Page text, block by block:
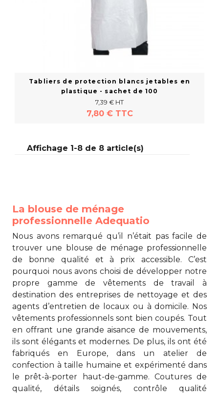
Tabliers de protection blancs jetables en
plastique - sachet de 100
7,39 € HT
7,80 € TTC
Affichage 1-8 de 8 article(s)
La blouse de ménage
professionnelle Adequatio
Nous avons remarqué qu’il n’était pas facile de
trouver une blouse de ménage professionnelle
de bonne qualité et à prix accessible. C’est
pourquoi nous avons choisi de développer notre
propre gamme de vêtements de travail à
destination des entreprises de nettoyage et des
agents d’entretien de locaux ou à domicile. Nos
vêtements professionnels sont bien coupés. Tout
en offrant une grande aisance de mouvements,
ils sont élégants et modernes. De plus, ils ont été
fabriqués en Europe, dans un atelier de
confection à taille humaine et expérimenté dans
le prêt-à-porter haut-de-gamme. Coutures de
qualité, détails soignés, contrôle qualité